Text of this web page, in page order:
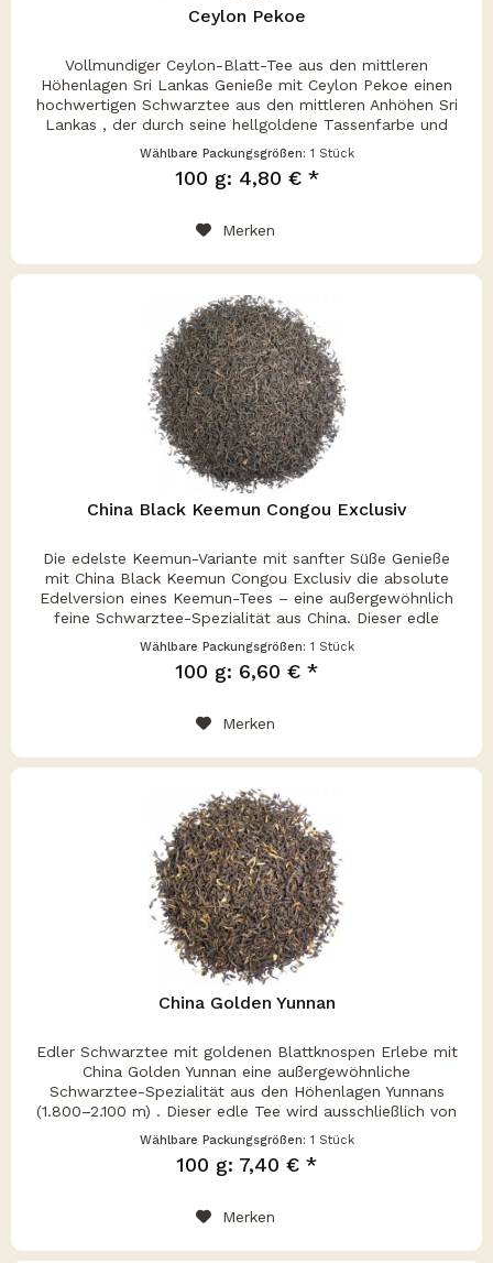
Ceylon Pekoe
Vollmundiger Ceylon-Blatt-Tee aus den mittleren
Höhenlagen Sri Lankas Genieße mit Ceylon Pekoe einen
hochwertigen Schwarztee aus den mittleren Anhöhen Sri
Lankas , der durch seine hellgoldene Tassenfarbe und
Wählbare Packungsgrößen: 1 Stück
100 g: 4,80 € *
Merken
China Black Keemun Congou Exclusiv
Die edelste Keemun-Variante mit sanfter Süße Genieße
mit China Black Keemun Congou Exclusiv die absolute
Edelversion eines Keemun-Tees – eine außergewöhnlich
feine Schwarztee-Spezialität aus China. Dieser edle
Congou-Tee besticht durch...
Wählbare Packungsgrößen: 1 Stück
100 g: 6,60 € *
Merken
China Golden Yunnan
Edler Schwarztee mit goldenen Blattknospen Erlebe mit
China Golden Yunnan eine außergewöhnliche
Schwarztee-Spezialität aus den Höhenlagen Yunnans
(1.800–2.100 m) . Dieser edle Tee wird ausschließlich von
Wählbare Packungsgrößen: 1 Stück
100 g: 7,40 € *
Merken